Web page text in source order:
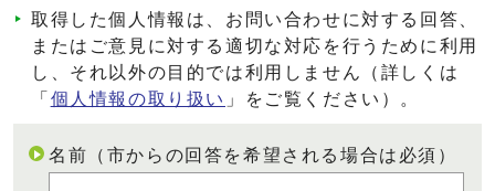
取得した個人情報は、お問い合わせに対する回答、
またはご意見に対する適切な対応を行うために利用
し、それ以外の目的では利用しません（詳しくは
「 個人情報の取り扱い 」をご覧ください）。
名前（市からの回答を希望される場合は必須）